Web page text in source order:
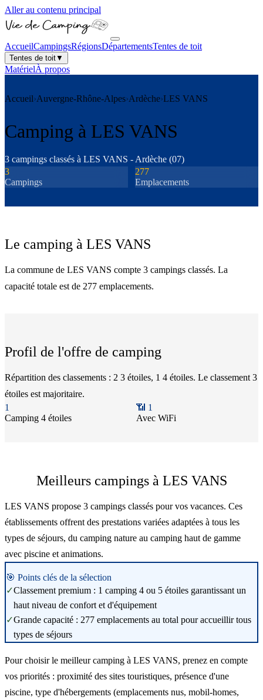
Aller au contenu principal
AccueilCampingsRégionsDépartementsTentes de toit
Tentes de toit▼
MatérielÀ propos
Accueil›Auvergne-Rhône-Alpes›Ardèche›LES VANS
Camping à LES VANS
3 campings classés à LES VANS - Ardèche (07)
3
Campings
277
Emplacements
Le camping à LES VANS
La commune de LES VANS compte 3 campings classés. La
capacité totale est de 277 emplacements.
Profil de l'offre de camping
Répartition des classements : 2 3 étoiles, 1 4 étoiles. Le classement 3
étoiles est majoritaire.
1
Camping 4 étoiles
📶 1
Avec WiFi
Meilleurs campings à LES VANS
LES VANS propose 3 campings classés pour vos vacances. Ces
établissements offrent des prestations variées adaptées à tous les
types de séjours, du camping nature au camping haut de gamme
avec piscine et animations.
🎯 Points clés de la sélection
✓Classement premium : 1 camping 4 ou 5 étoiles garantissant un
haut niveau de confort et d'équipement
✓Grande capacité : 277 emplacements au total pour accueillir tous
types de séjours
Pour choisir le meilleur camping à LES VANS, prenez en compte
vos priorités : proximité des sites touristiques, présence d'une
piscine, type d'hébergements (emplacements nus, mobil-homes,